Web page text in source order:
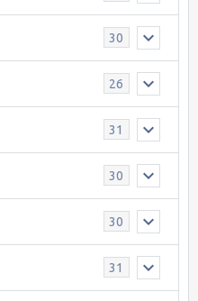
30
26
31
30
30
31